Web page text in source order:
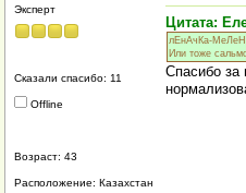
Эксперт
Сказали спасибо: 11
Offline
Возраст: 43
Расположение: Казахстан
Цитата:
лЕнАчКа-
Или тоже
Спасибо